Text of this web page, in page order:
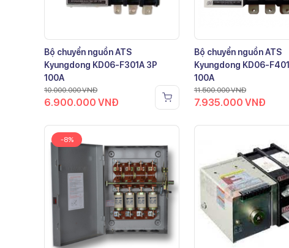
Bộ chuyển nguồn ATS
Kyungdong KD06-F301A 3P
100A
10.000.000VNĐ
6.900.000 VNĐ
Bộ chuyển nguồn ATS
Kyungdong KD06-
100A
11.500.000VNĐ
7.935.000 VNĐ
-8%